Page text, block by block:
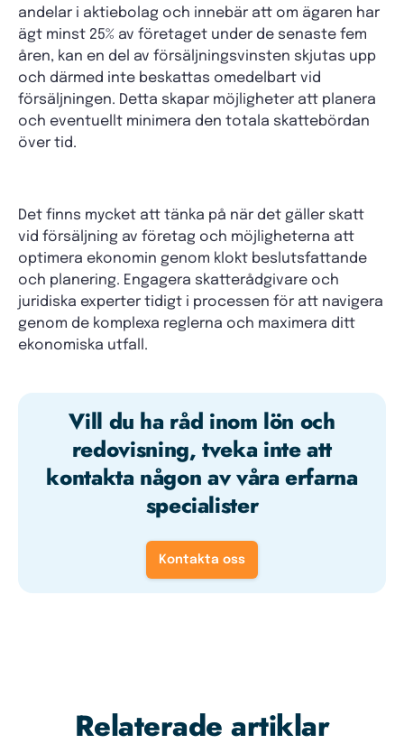
andelar i aktiebolag och innebär att om ägaren har
ägt minst 25% av företaget under de senaste fem
åren, kan en del av försäljningsvinsten skjutas upp
och därmed inte beskattas omedelbart vid
försäljningen. Detta skapar möjligheter att planera
och eventuellt minimera den totala skattebördan
över tid.
Det finns mycket att tänka på när det gäller skatt
vid försäljning av företag och möjligheterna att
optimera ekonomin genom klokt beslutsfattande
och planering. Engagera skatterådgivare och
juridiska experter tidigt i processen för att navigera
genom de komplexa reglerna och maximera ditt
ekonomiska utfall.
Vill du ha råd inom lön och
redovisning, tveka inte att
kontakta någon av våra erfarna
specialister
Kontakta oss
Relaterade artiklar